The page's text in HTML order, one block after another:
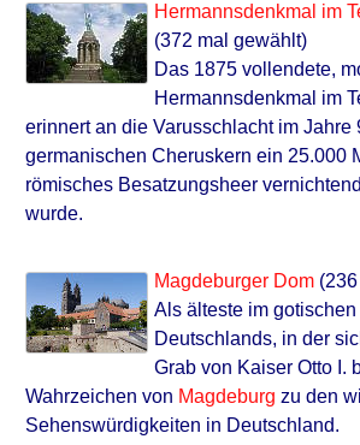
Hermannsdenkmal im
(372 mal gewählt)
Das 1875 vollendete,
Hermannsdenkmal im
erinnert an die Varusschlacht im Jahre
germanischen Cheruskern ein 25.000
römisches Besatzungsheer
wurde.
Magdeburger Dom
Als älteste im
Deutschlands, in der
Grab von Kaiser Otto I.
Wahrzeichen von Magdeburg zu den
Sehenswürdigkeiten in Deutschland.